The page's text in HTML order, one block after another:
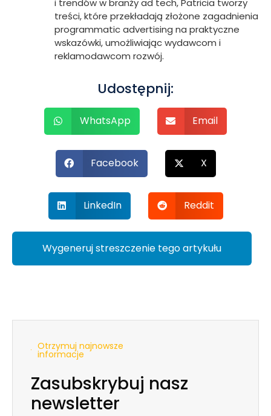
treści, które przekładają złożone zagadnienia
programmatic advertising na praktyczne
wskazówki, umożliwiając wydawcom i
reklamodawcom rozwój.
Udostępnij:
WhatsApp Email
Facebook X
LinkedIn Reddit
Wygeneruj streszczenie tego artykułu
Otrzymuj najnowsze
informacje
Zasubskrybuj nasz
newsletter